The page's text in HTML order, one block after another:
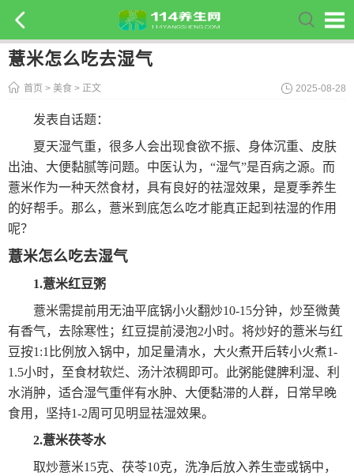
薏米怎么吃去湿气
首页 > 美食 > 正文 2025-08-28
发表自话题：
夏天湿气重，很多人会出现食欲不振、身体沉重、皮肤
出油、大便黏腻等问题。中医认为，“湿气”是百病之源。而
薏米作为一种天然食材，具有良好的祛湿效果，是夏季养生
的好帮手。那么，薏米到底怎么吃才能真正起到祛湿的作用
呢？
薏米怎么吃去湿气
1.薏米红豆粥
薏米需提前用无油平底锅小火翻炒10-15分钟，炒至微黄
有香气，去除寒性；红豆提前浸泡2小时。将炒好的薏米与红
豆按1:1比例放入锅中，加足量清水，大火煮开后转小火煮1-
1.5小时，至食材软烂、汤汁浓稠即可。此粥能健脾利湿、利
水消肿，适合湿气重伴有水肿、大便黏滞的人群，日常早晚
食用，坚持1-2周可见明显祛湿效果。
2.薏米茯苓水
取炒薏米15克、茯苓10克，洗净后放入养生壶或锅中，